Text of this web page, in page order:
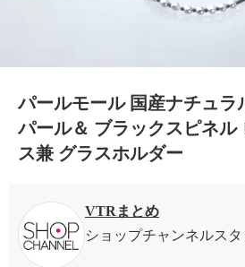
パールモール 国産ナチュラ
パール＆ ブラックスピネル
ス兼 グラスホルダー
VTRまとめ
ショップチャンネルスタ